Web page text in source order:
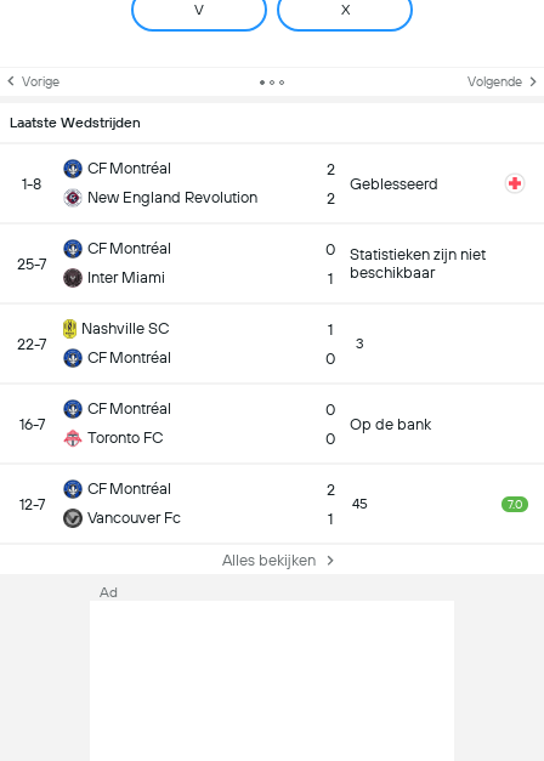
V X
Vorige Volgende
Laatste Wedstrijden
1-8
CF Montréal
New England Revolution
2
2
Geblesseerd
25-7
CF Montréal
Inter Miami
0
1
Statistieken zijn niet
beschikbaar
22-7
Nashville SC
CF Montréal
1
0
3
16-7
CF Montréal
Toronto FC
0
0
Op de bank
12-7
CF Montréal
Vancouver Fc
2
1
45 7.0
Alles bekijken
Ad